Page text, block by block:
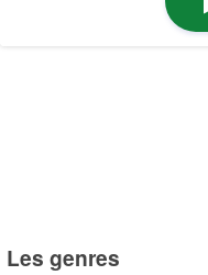
Les genres